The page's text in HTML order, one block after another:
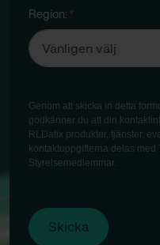
Region:*
Genom att skicka in detta
godkänner du att din
RLDatix produkter, tjänster,
kontaktuppgifterna delas med
Styrelsemedlemmar.